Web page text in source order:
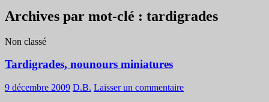
Archives par mot-clé : tardigrades
Non classé
Tardigrades, nounours miniatures
9 décembre 2009 D.B. Laisser un commentaire